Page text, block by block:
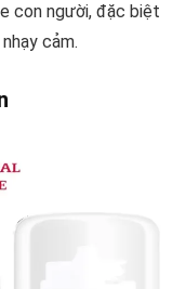
con người, đặc biệt
cảm.